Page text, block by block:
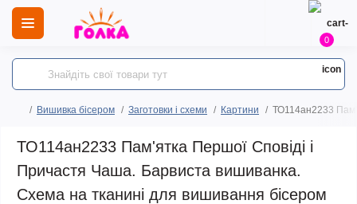
0
Вишивка бісером Заготовки і схеми Картини ТО114ан2233
ТО114ан2233 Пам'ятка Першої Сповіді і
Причастя Чаша. Барвиста вишиванка.
Схема на тканині для вишивання бісером